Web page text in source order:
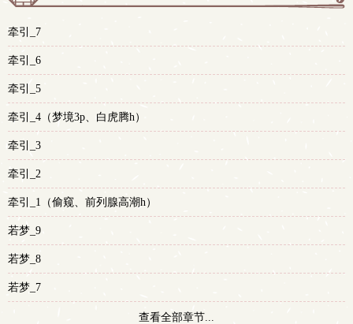
牵引_7
牵引_6
牵引_5
牵引_4（梦境3p、白虎腾h）
牵引_3
牵引_2
牵引_1（偷窥、前列腺高潮h）
若梦_9
若梦_8
若梦_7
查看全部章节...